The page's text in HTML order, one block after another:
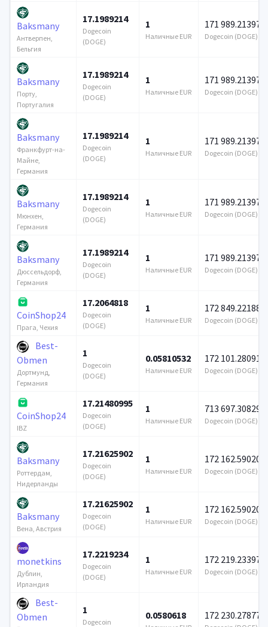
Baksmany
Антверпен,
Бельгия
17.1989214
Dogecoin
(DOGE)
1
Наличные EUR
171 989.213976
Dogecoin (DOGE)
Baksmany
Порту,
Португалия
17.1989214
Dogecoin
(DOGE)
1
Наличные EUR
171 989.213976
Dogecoin (DOGE)
Baksmany
Франкфурт-на-
Майне,
Германия
17.1989214
Dogecoin
(DOGE)
1
Наличные EUR
171 989.213976
Dogecoin (DOGE)
Baksmany
Мюнхен,
Германия
17.1989214
Dogecoin
(DOGE)
1
Наличные EUR
171 989.213976
Dogecoin (DOGE)
Baksmany
Дюссельдорф,
Германия
17.1989214
Dogecoin
(DOGE)
1
Наличные EUR
171 989.213976
Dogecoin (DOGE)
CoinShop24
Прага, Чехия
17.2064818
Dogecoin
(DOGE)
1
Наличные EUR
172 849.22188
Dogecoin (DOGE)
Best-
Obmen
Дортмунд,
Германия
1
Dogecoin
(DOGE)
0.05810532
Наличные EUR
172 101.280915
Dogecoin (DOGE)
CoinShop24
IBZ
17.21480995
Dogecoin
(DOGE)
1
Наличные EUR
713 697.308299
Dogecoin (DOGE)
Baksmany
Роттердам,
Нидерланды
17.21625902
Dogecoin
(DOGE)
1
Наличные EUR
172 162.590202
Dogecoin (DOGE)
Baksmany
Вена, Австрия
17.21625902
Dogecoin
(DOGE)
1
Наличные EUR
172 162.590202
Dogecoin (DOGE)
monetkins
Дублин,
Ирландия
17.2219234
Dogecoin
(DOGE)
1
Наличные EUR
172 219.233971
Dogecoin (DOGE)
Best-
Obmen
1
Dogecoin
0.0580618 172 230.278771